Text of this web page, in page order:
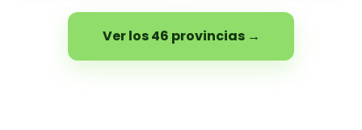
Ver los 46 provincias →